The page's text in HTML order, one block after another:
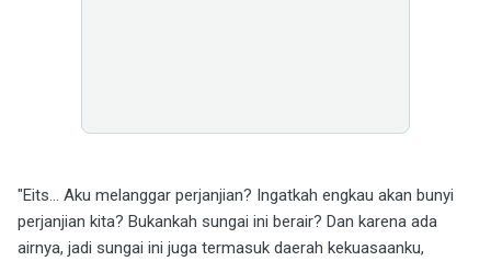
"Eits... Aku melanggar perjanjian? Ingatkah engkau akan bunyi
perjanjian kita? Bukankah sungai ini berair? Dan karena ada
airnya, jadi sungai ini juga termasuk daerah kekuasaanku,